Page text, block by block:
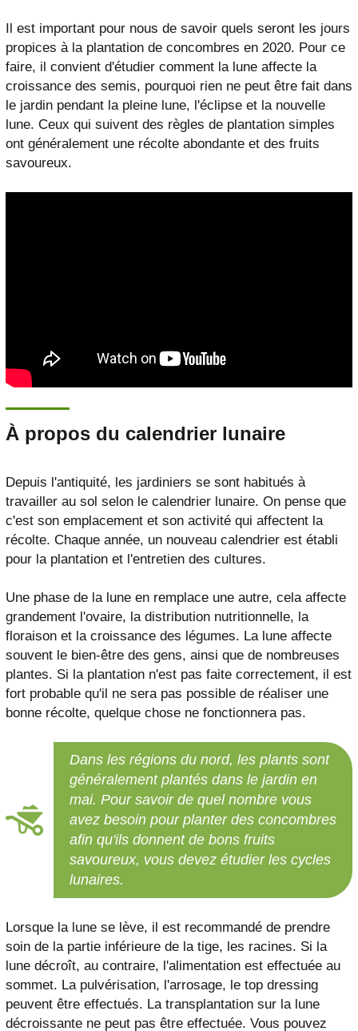
Il est important pour nous de savoir quels seront les jours
propices à la plantation de concombres en 2020. Pour ce
faire, il convient d'étudier comment la lune affecte la
croissance des semis, pourquoi rien ne peut être fait dans
le jardin pendant la pleine lune, l'éclipse et la nouvelle
lune. Ceux qui suivent des règles de plantation simples
ont généralement une récolte abondante et des fruits
savoureux.
À propos du calendrier lunaire
Depuis l'antiquité, les jardiniers se sont habitués à
travailler au sol selon le calendrier lunaire. On pense que
c'est son emplacement et son activité qui affectent la
récolte. Chaque année, un nouveau calendrier est établi
pour la plantation et l'entretien des cultures.
Une phase de la lune en remplace une autre, cela affecte
grandement l'ovaire, la distribution nutritionnelle, la
floraison et la croissance des légumes. La lune affecte
souvent le bien-être des gens, ainsi que de nombreuses
plantes. Si la plantation n'est pas faite correctement, il est
fort probable qu'il ne sera pas possible de réaliser une
bonne récolte, quelque chose ne fonctionnera pas.
Dans les régions du nord, les plants sont
généralement plantés dans le jardin en
mai. Pour savoir de quel nombre vous
avez besoin pour planter des concombres
afin qu'ils donnent de bons fruits
savoureux, vous devez étudier les cycles
lunaires.
Lorsque la lune se lève, il est recommandé de prendre
soin de la partie inférieure de la tige, les racines. Si la
lune décroît, au contraire, l'alimentation est effectuée au
sommet. La pulvérisation, l'arrosage, le top dressing
peuvent être effectués. La transplantation sur la lune
décroissante ne peut pas être effectuée. Vous pouvez